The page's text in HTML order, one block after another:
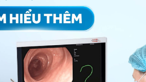
các phương pháp hiện đại
hợp nào cũng chỉ định chụp X
quả thăm khám lâm sàng cũng
chỉ định chụp X-quang đại
dấu hiệu và triệu chứng